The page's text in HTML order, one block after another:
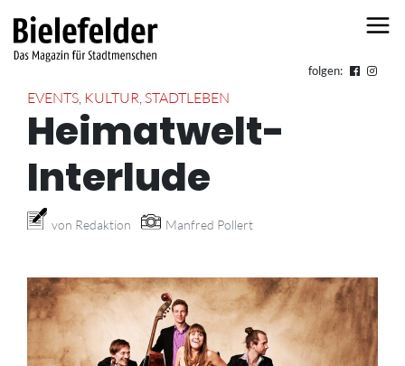
folgen:
EVENTS, KULTUR, STADTLEBEN
Heimatwelt-
Interlude
von Redaktion Manfred Pollert